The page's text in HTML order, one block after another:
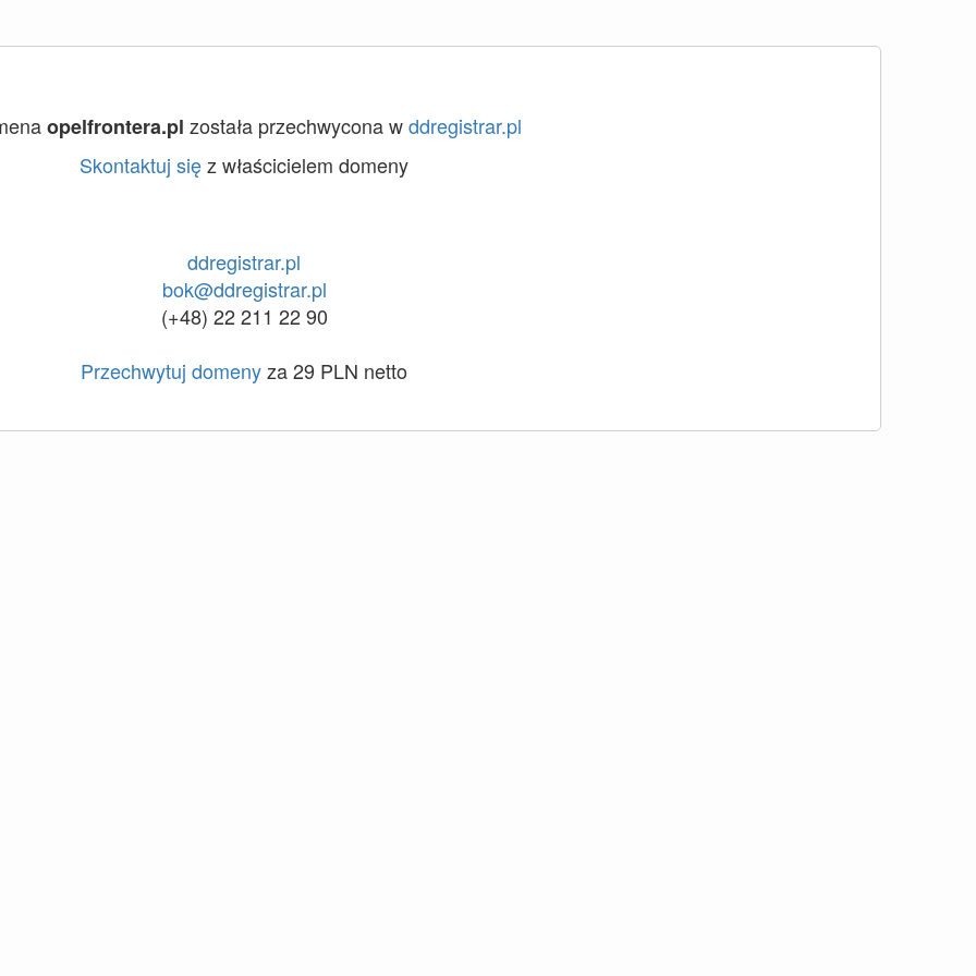
opelfrontera.pl została przechwycona wddregistrar.pl
Skontaktuj sięz właścicielem domeny
ddregistrar.pl
bok@ddregistrar.pl
(+48) 22 211 22 90
Przechwytuj domenyza 29 PLN netto